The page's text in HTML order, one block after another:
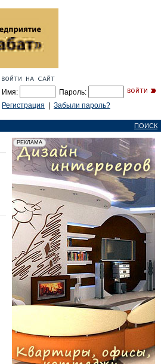
Имя:
Пароль:
Регистрация
Забыли пароль?
ПОИСК